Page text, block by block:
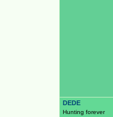
DEDE
Hunting forever